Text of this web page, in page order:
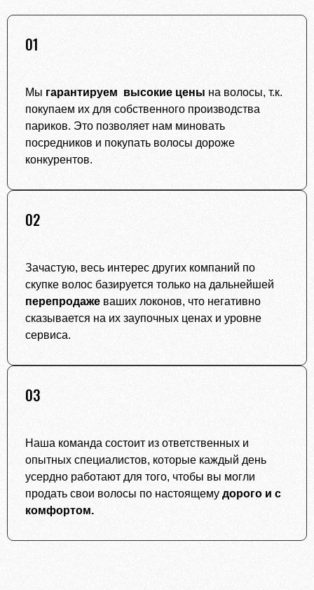
01
Мы гарантируем высокие цены на волосы, т.к.
покупаем их для собственного производства
париков. Это позволяет нам миновать
посредников и покупать волосы дороже
конкурентов.
02
Зачастую, весь интерес других компаний по
скупке волос базируется только на дальнейшей
перепродаже ваших локонов, что негативно
сказывается на их заупочных ценах и уровне
сервиса.
03
Наша команда состоит из ответственных и
опытных специалистов, которые каждый день
усердно работают для того, чтобы вы могли
продать свои волосы по настоящему дорого и с
комфортом.